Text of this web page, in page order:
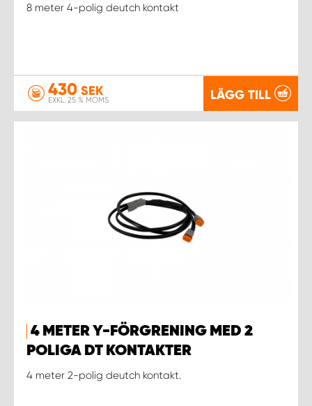
8 meter 4-polig deutch kontakt
430 SEK
EXKL. 25 % MOMS LÄGG TILL
4 METER Y-FÖRGRENING MED 2
POLIGA DT KONTAKTER
4 meter 2-polig deutch kontakt.